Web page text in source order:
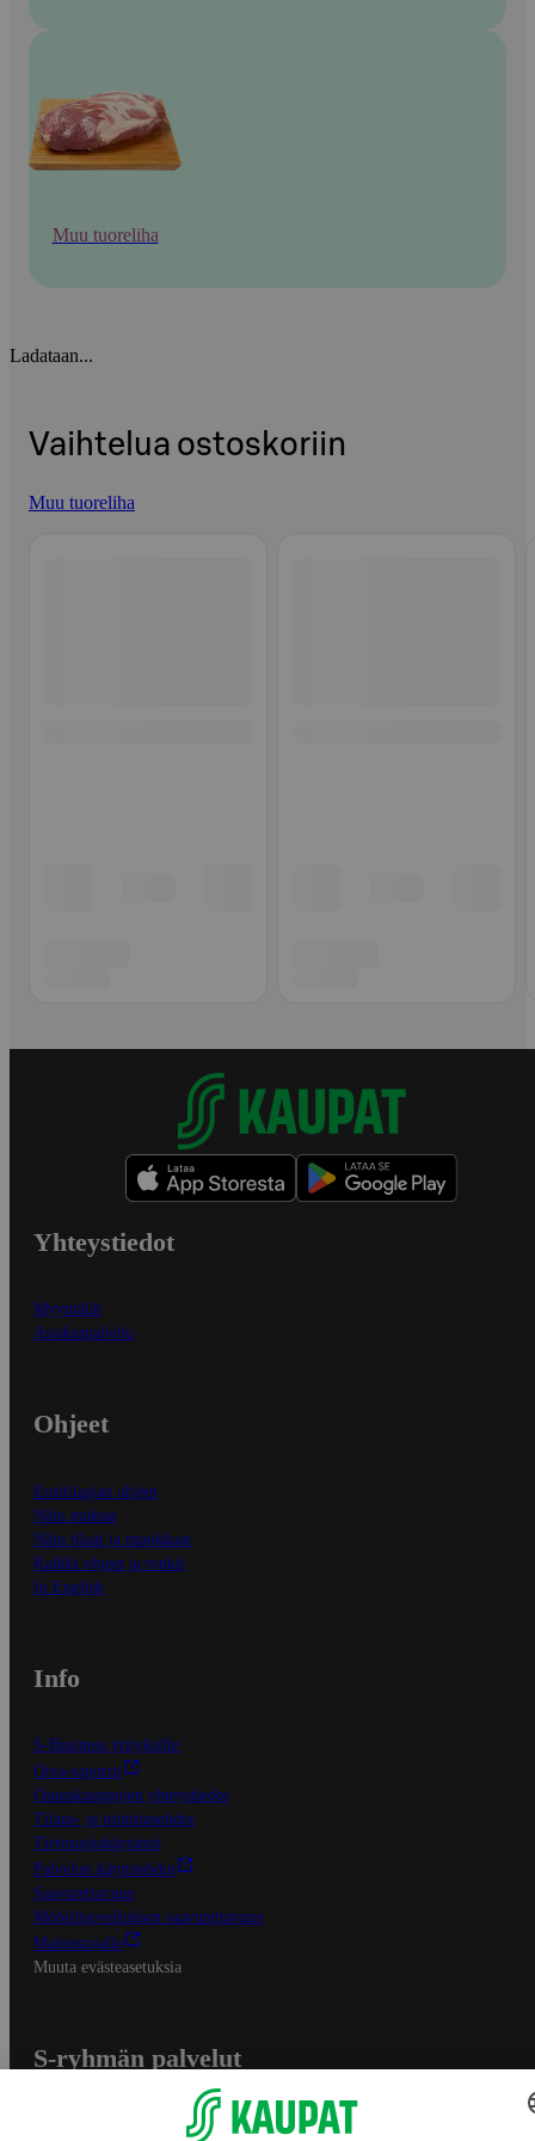
Muu tuoreliha
Ladataan...
Vaihtelua ostoskoriin
Muu tuoreliha
Yhteystiedot
Myymälät
Asiakaspalvelu
Ohjeet
Ensitilaajan ohjeet
Näin maksat
Näin tilaat ja muokkaat
Kaikki ohjeet ja vinkit
In English
Info
S-Business yrityksille
Oiva-raportit
Osuuskauppojen yhteystiedot
Tilaus- ja toimitusehdot
Tietosuojakäytäntö
Palvelun käyttöehdot
Saavutettavuus
Mobiilisovelluksen saavutettavuus
Mainostajalle
Muuta evästeasetuksia
S-ryhmän palvelut